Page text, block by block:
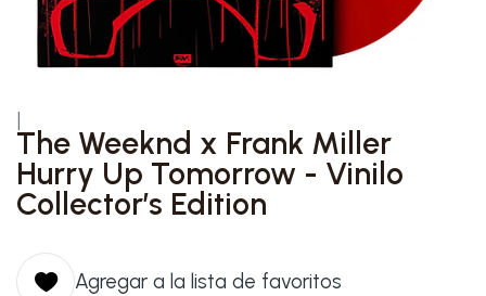
The Weeknd x Frank Miller
Hurry Up Tomorrow - Vinilo
Collector’s Edition
Agregar a la lista de favoritos